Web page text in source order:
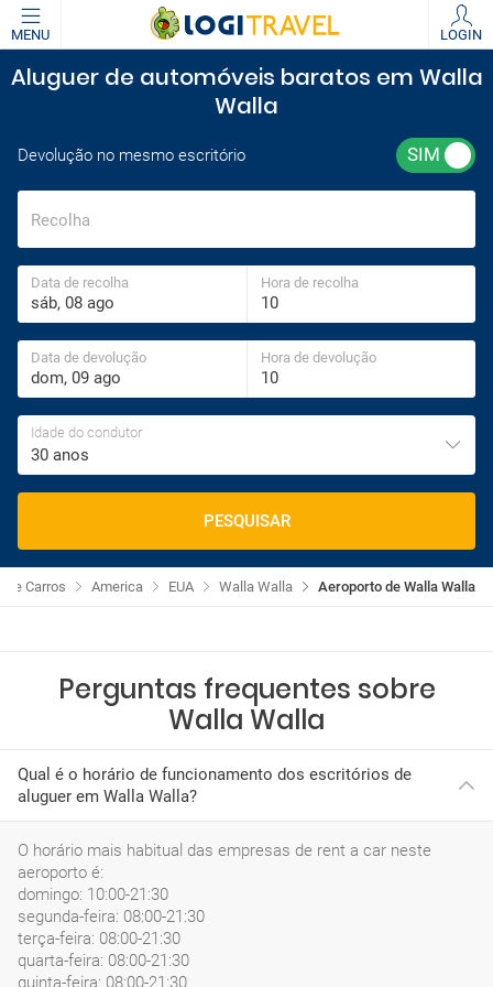
MENU LOGIN
Aluguer de automóveis baratos em Walla
Walla
Devolução no mesmo escritório
Recolha
Data de recolha Hora de recolha
Data de devolução Hora de devolução
Idade do condutor
30 anos
PESQUISAR
Aeroporto de Walla Walla
Walla Walla
EUA
America
de Carros
Perguntas frequentes sobre
Walla Walla
Qual é o horário de funcionamento dos escritórios de
aluguer em Walla Walla?
O horário mais habitual das empresas de rent a car neste
aeroporto é:
domingo: 10:00-21:30
segunda-feira: 08:00-21:30
terça-feira: 08:00-21:30
quarta-feira: 08:00-21:30
quinta-feira: 08:00-21:30